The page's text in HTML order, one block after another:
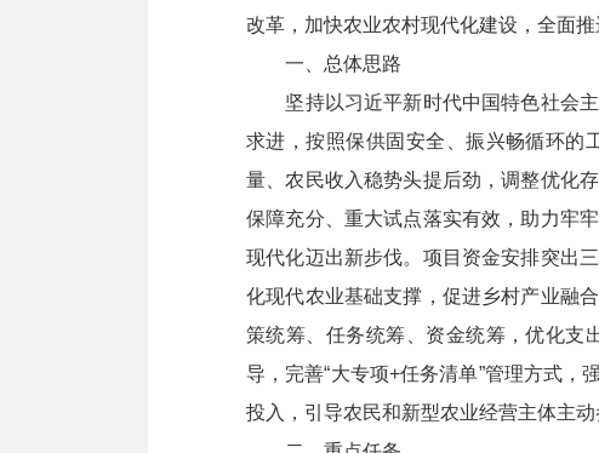
改革，加快农业农村现代化建设，全面
一、总体思路
坚持以习近平新时代中国特色社会主
求进，按照保供固安全、振兴畅循环的
量、农民收入稳势头提后劲，调整优化
保障充分、重大试点落实有效，助力牢
现代化迈出新步伐。项目资金安排突出
化现代农业基础支撑，促进乡村产业融
策统筹、任务统筹、资金统筹，优化支
导，完善“大专项+任务清单”管理方式
投入，引导农民和新型农业经营主体主